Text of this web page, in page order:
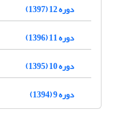
دوره 12 (1397)
دوره 11 (1396)
دوره 10 (1395)
دوره 9 (1394)